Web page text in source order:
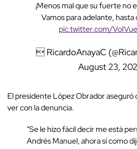
¡Menos mal que su fuerte no
Vamos para adelante,
pic.twitter.com/
 RicardoAnayaC
August 23,
El presidente López Obrador aseguró
ver con la denuncia.
"Se le hizo fácil decir me está
Andrés Manuel, ahora sí como